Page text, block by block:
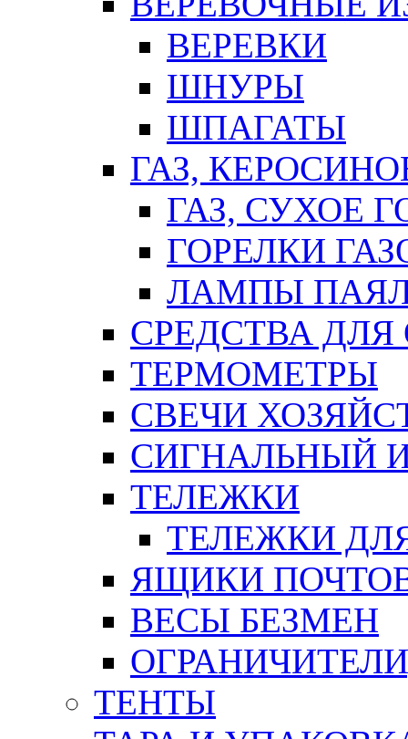
ВЕРЕВКИ
ШНУРЫ
ШПАГАТЫ
ГАЗ,
ГАЗ, СУХОЕ
ГОРЕЛКИ
ЛАМПЫ
СРЕДСТВА
ТЕРМОМЕТРЫ
СВЕЧИ
СИГНАЛЬНЫЙ
ТЕЛЕЖКИ
ТЕЛЕЖКИ
ЯЩИКИ
ВЕСЫ БЕЗМЕН
ТЕНТЫ